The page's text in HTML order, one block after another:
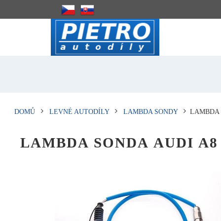
DOMŮ LEVNÉ AUTODÍLY LAMBDA SONDY LAMBDA
LAMBDA SONDA AUDI A8